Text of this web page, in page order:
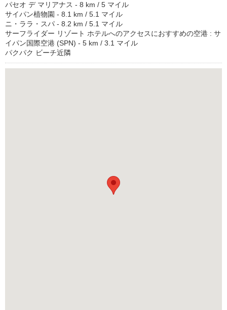
パセオ デ マリアナス - 8 km / 5 マイル
サイパン植物園 - 8.1 km / 5.1 マイル
ニ・ララ・スパ - 8.2 km / 5.1 マイル
サーフライダー リゾート ホテルへのアクセスにおすすめの空港 : サ
イパン国際空港 (SPN) - 5 km / 3.1 マイル
パクパク ビーチ近隣